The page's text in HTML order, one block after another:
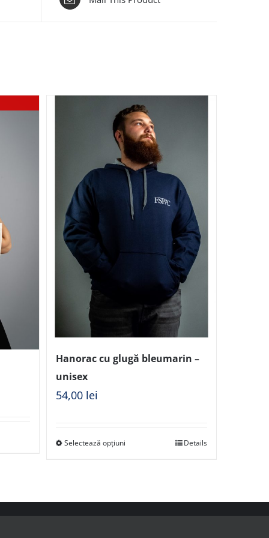
Hanorac cu glugă bleumarin –
unisex
54,00 lei
Selectează opțiuni Details